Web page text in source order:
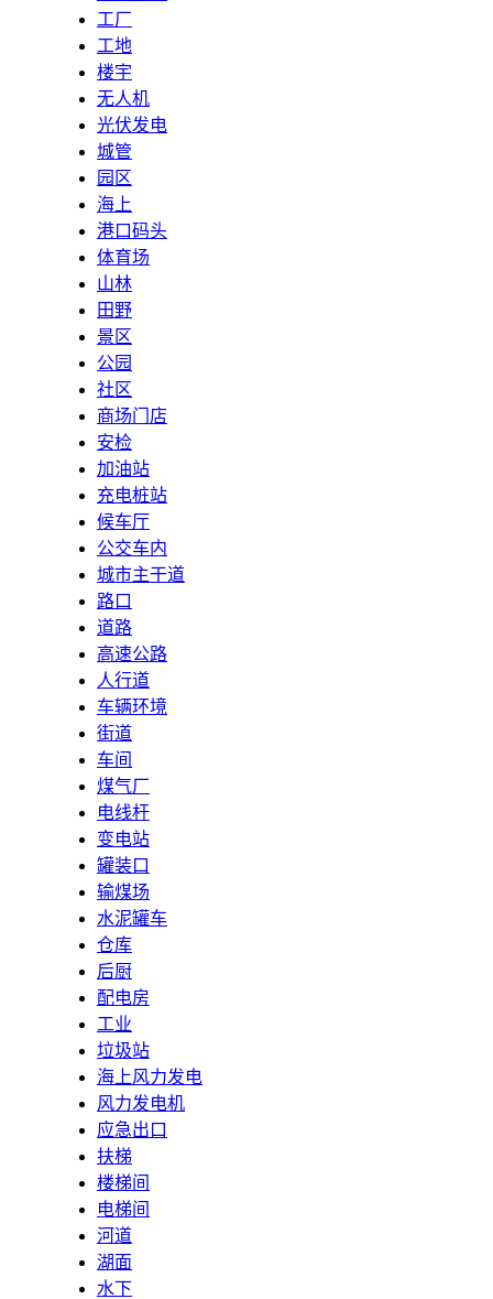
工厂
工地
楼宇
无人机
光伏发电
城管
园区
海上
港口码头
体育场
山林
田野
景区
公园
社区
商场门店
安检
加油站
充电桩站
候车厅
公交车内
城市主干道
路口
道路
高速公路
人行道
车辆环境
街道
车间
煤气厂
电线杆
变电站
罐装口
输煤场
水泥罐车
仓库
后厨
配电房
工业
垃圾站
海上风力发电
风力发电机
应急出口
扶梯
楼梯间
电梯间
河道
湖面
水下